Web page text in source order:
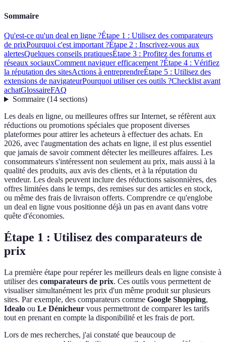
Sommaire
Qu'est-ce qu'un deal en ligne ?Étape 1 : Utilisez des comparateurs
de prixPourquoi c'est important ?Étape 2 : Inscrivez-vous aux
alertesQuelques conseils pratiquesÉtape 3 : Profitez des forums et
réseaux sociauxComment naviguer efficacement ?Étape 4 : Vérifiez
la réputation des sitesActions à entreprendreÉtape 5 : Utilisez des
extensions de navigateurPourquoi utiliser ces outils ?Checklist avant
achatGlossaireFAQ
Sommaire(14 sections)
Les deals en ligne, ou meilleures offres sur Internet, se réfèrent aux
réductions ou promotions spéciales que proposent diverses
plateformes pour attirer les acheteurs à effectuer des achats. En
2026, avec l'augmentation des achats en ligne, il est plus essentiel
que jamais de savoir comment détecter les meilleures affaires. Les
consommateurs s'intéressent non seulement au prix, mais aussi à la
qualité des produits, aux avis des clients, et à la réputation du
vendeur. Les deals peuvent inclure des réductions saisonnières, des
offres limitées dans le temps, des remises sur des articles en stock,
ou même des frais de livraison offerts. Comprendre ce qu'englobe
un deal en ligne vous positionne déjà un pas en avant dans votre
quête d'économies.
Étape 1 : Utilisez des comparateurs de
prix
La première étape pour repérer les meilleurs deals en ligne consiste à
utiliser des comparateurs de prix. Ces outils vous permettent de
visualiser simultanément les prix d'un même produit sur plusieurs
sites. Par exemple, des comparateurs comme Google Shopping,
Idealo ou Le Dénicheur vous permettront de comparer les tarifs
tout en prenant en compte la disponibilité et les frais de port.
Lors de mes recherches, j'ai constaté que beaucoup de